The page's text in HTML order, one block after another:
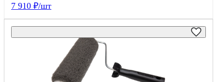
7 910 ₽/шт